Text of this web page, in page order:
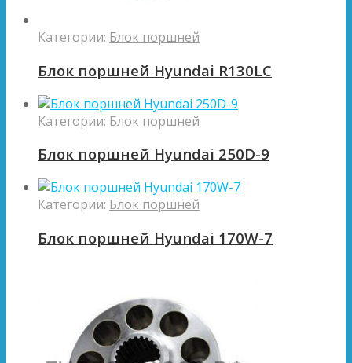
Категории: Блок поршней
Блок поршней Hyundai R130LC
Категории: Блок поршней
Блок поршней Hyundai 250D-9
Категории: Блок поршней
Блок поршней Hyundai 170W-7